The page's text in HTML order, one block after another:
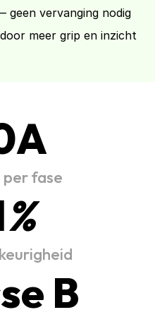
geen vervanging nodig
meer grip en inzicht
fase
%
B